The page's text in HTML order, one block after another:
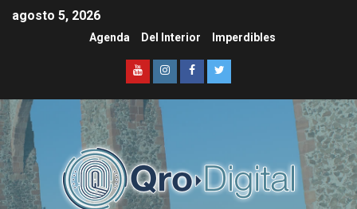
agosto 5, 2026
Agenda Del Interior Imperdibles